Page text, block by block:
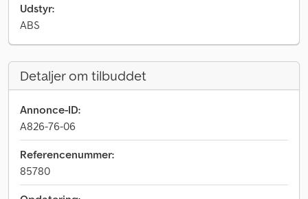
Udstyr:
ABS
Detaljer om tilbuddet
Annonce-ID:
A826-76-06
Referencenummer:
85780